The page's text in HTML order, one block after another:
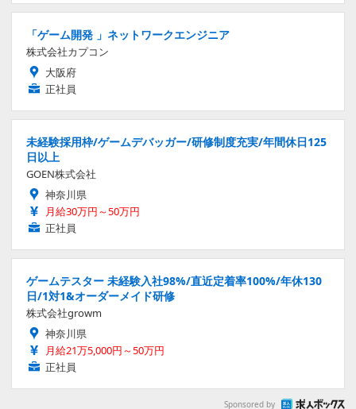
「ゲーム開発 」ネットワークエンジニア
株式会社カプコン
大阪府
正社員
未経験採用枠/ゲームデバッガー/研修制度充実/年間休日125
日以上
GOEN株式会社
神奈川県
月給30万円～50万円
正社員
ゲームテスター 未経験入社98%/直近定着率100%/年休130
日/1対1&オーダーメイド研修
株式会社growm
神奈川県
月給21万5,000円～50万円
正社員
Sponsored by